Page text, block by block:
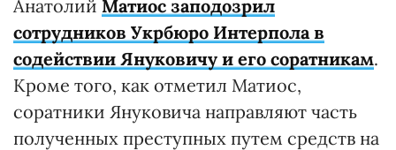
Анатолий Матиос заподозрил
сотрудников Укрбюро Интерпола в
содействии Януковичу и его соратникам.
Кроме того, как отметил Матиос,
соратники Януковича направляют часть
полученных преступных путем средств на